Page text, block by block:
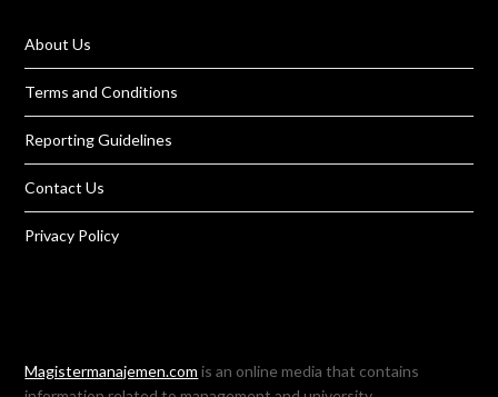
About Us
Terms and Conditions
Reporting Guidelines
Contact Us
Privacy Policy
Magistermanajemen.com is an online media that contains